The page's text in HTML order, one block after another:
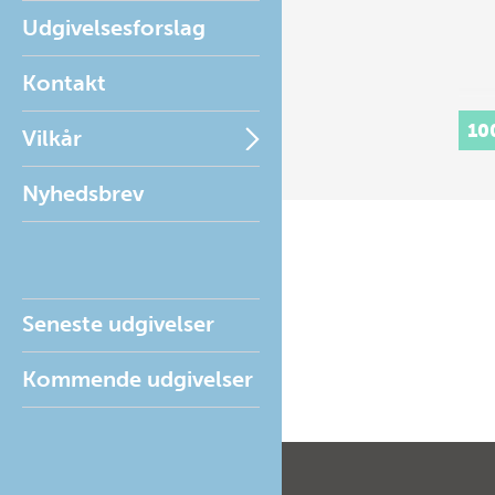
Udgivelsesforslag
Kontakt
Vilkår
Nyhedsbrev
Seneste udgivelser
Kommende udgivelser